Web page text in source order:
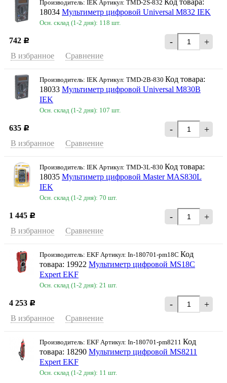
Производитель: IEK Артикул: TMD-2S-832
18034 Мультиметр цифровой Universal M832 IEK
Осн. склад (1-2 дня): 118 шт.
742 Р - +
В избранное Сравнение
Производитель: IEK Артикул: TMD-2B-830 Код товара:
18033 Мультиметр цифровой Universal M830B
IEK
Осн. склад (1-2 дня): 107 шт.
635 Р - +
В избранное Сравнение
Производитель: IEK Артикул: TMD-3L-830 Код товара:
18035 Мультиметр цифровой Master MAS830L
IEK
Осн. склад (1-2 дня): 70 шт.
1 445 Р - +
В избранное Сравнение
Производитель: EKF Артикул: In-180701-pm18C Код
товара: 19922 Мультиметр цифровой MS18C
Expert EKF
Осн. склад (1-2 дня): 21 шт.
4 253 Р - +
В избранное Сравнение
Производитель: EKF Артикул: In-180701-pm8211 Код
товара: 18290 Мультиметр цифровой MS8211
Expert EKF
Осн. склад (1-2 дня): 11 шт.